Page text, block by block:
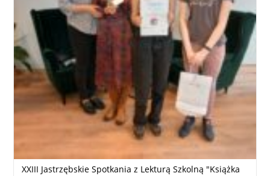
XXIII Jastrzębskie Spotkania z Lekturą Szkolną "Książka